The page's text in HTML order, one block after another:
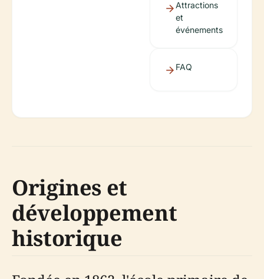
Attractions
et
événements
FAQ
Origines et
développement
historique